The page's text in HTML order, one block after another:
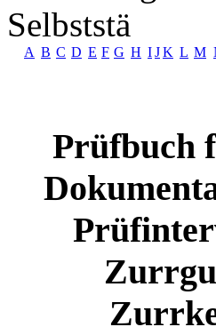
Selbststä
A B C D E F G H IJK L M
Prüfbuch